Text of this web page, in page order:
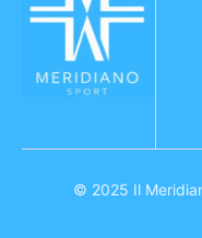
© 2025 Il